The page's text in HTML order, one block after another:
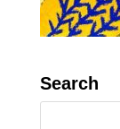
Search